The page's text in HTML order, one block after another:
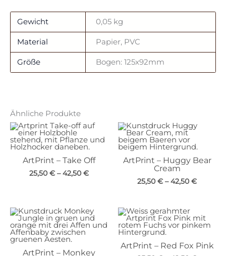
Gewicht 0,05 kg
Material Papier, PVC
Größe Bogen: 125x92mm
Ähnliche Produkte
ArtPrint – Take Off
25,50 € –42,50 €
ArtPrint – Huggy Bear
Cream
25,50 € –42,50 €
ArtPrint – Monkey
ArtPrint – Red Fox Pink